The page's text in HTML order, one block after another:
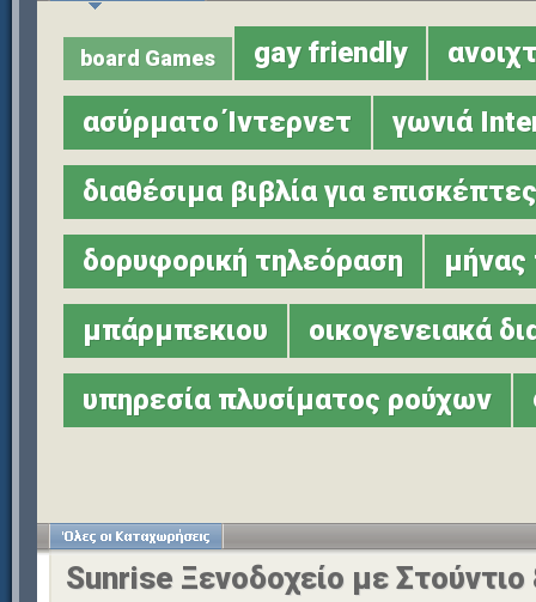
board Games gay friendly
ασύρματο Ίντερνετ γωνιά
διαθέσιμα βιβλία για επισκέπτες
δορυφορική τηλεόραση μήνας
μπάρμπεκιου οικογενειακά
υπηρεσία πλυσίματος ρούχων
Sunrise Ξενοδοχείο με